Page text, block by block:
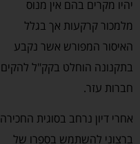
יהיו מקרים בהם אין מנוס
מלמכור קרקעות אך בגלל
האיסור המפורש אשר נקבע
בתקנונה הוחלט בקק"ל להקים
חברות עזר.
אחרי דיון נרחב בסוגית החכירה
ברצוני להשתמש בספרו של